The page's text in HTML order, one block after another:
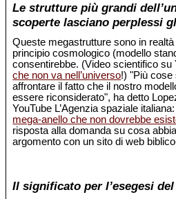
Le strutture più grandi
scoperte lasciano perplessi
Queste megastrutture sono in
principio cosmologico (modello
consentirebbe. (Video scientifico su
che non va nell’universo!) "Più cose
affrontare il fatto che il nostro
essere riconsiderato", ha detto
YouTube L’Agenzia spaziale italiana:
mega-anello che non dovrebbe
risposta alla domanda su cosa
argomento con un sito di web
Il significato per l’esegesi